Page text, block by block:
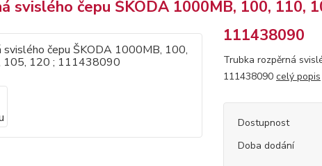
svislého čepu ŠKODA 1000MB, 100, 110,
111438090
Trubka rozpěrná
111438090 celý popis
Dostupnost
Doba dodání